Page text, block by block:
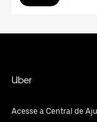
Uber
Acesse a Central de